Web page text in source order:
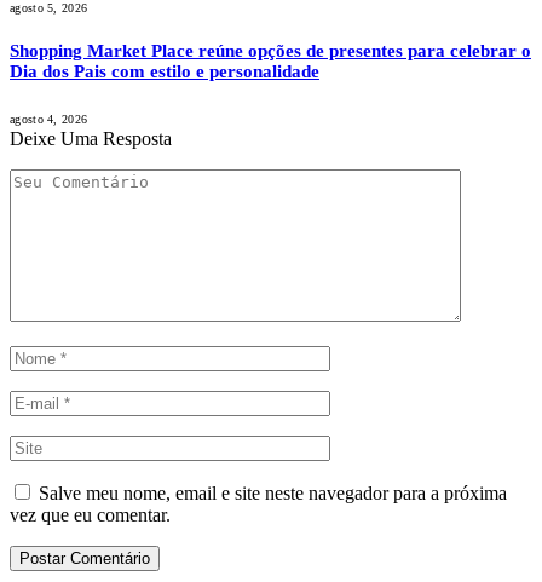
agosto 5, 2026
Shopping Market Place reúne opções de presentes para celebrar o
Dia dos Pais com estilo e personalidade
agosto 4, 2026
Deixe Uma Resposta
Salve meu nome, email e site neste navegador para a próxima
vez que eu comentar.